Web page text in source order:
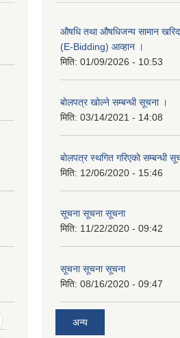
औषधि तथा औषधिजन्य सामान खरिद
(E-Bidding) आव्हान ।
मिति: 01/09/2026 - 10:53
बाेलपत्र खोल्ने सम्बन्धी सूचना ।
मिति: 03/14/2021 - 14:08
बाेलपत्र स्थगित गरिएकाे सम्बन्धी
मिति: 12/06/2020 - 15:46
सूचना सूचना सूचना
मिति: 11/22/2020 - 09:42
सूचना सूचना सूचना
मिति: 08/16/2020 - 09:47
अन्य